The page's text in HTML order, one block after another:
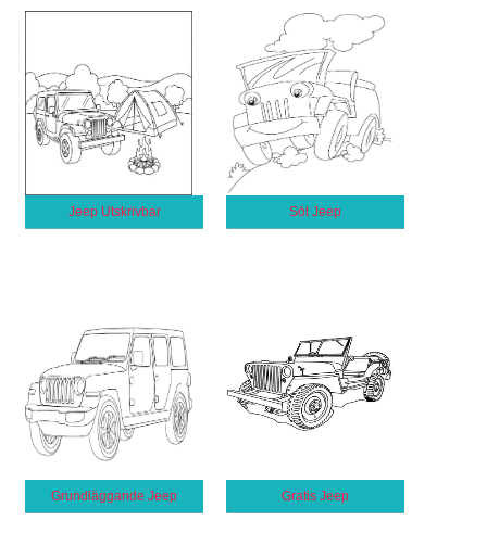
Jeep Utskrivbar Söt Jeep
Grundläggande Jeep Gratis Jeep